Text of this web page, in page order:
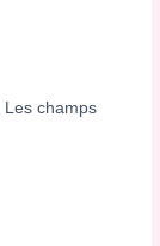
Les champs